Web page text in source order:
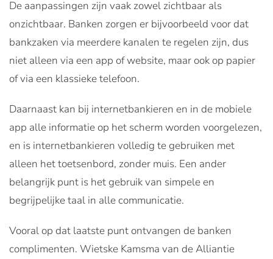
De aanpassingen zijn vaak zowel zichtbaar als
onzichtbaar. Banken zorgen er bijvoorbeeld voor dat
bankzaken via meerdere kanalen te regelen zijn, dus
niet alleen via een app of website, maar ook op papier
of via een klassieke telefoon.
Daarnaast kan bij internetbankieren en in de mobiele
app alle informatie op het scherm worden voorgelezen,
en is internetbankieren volledig te gebruiken met
alleen het toetsenbord, zonder muis. Een ander
belangrijk punt is het gebruik van simpele en
begrijpelijke taal in alle communicatie.
Vooral op dat laatste punt ontvangen de banken
complimenten. Wietske Kamsma van de Alliantie